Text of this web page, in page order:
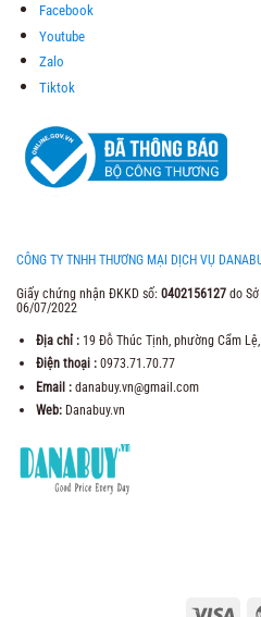
Facebook
Youtube
Zalo
Tiktok
CÔNG TY TNHH THƯƠNG MẠI DỊCH VỤ
Giấy chứng nhận ĐKKD số: 0402156127 do
06/07/2022
Địa chỉ :19 Đỗ Thúc Tịnh, phường Cẩm
Điện thoại :0973.71.70.77
Email : danabuy.vn@gmail.com
Web: Danabuy.vn